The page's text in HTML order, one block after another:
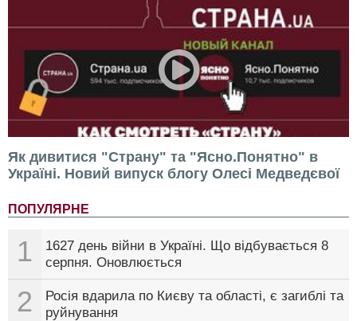
Як дивитися "Страну" та "Ясно.Понятно" в
Україні. Новий випуск блогу Олесі Медведєвої
ПОПУЛЯРНЕ
1
1627 день війни в Україні. Що відбувається 8
серпня. Оновлюється
2
Росія вдарила по Києву та області, є загиблі та
руйнування